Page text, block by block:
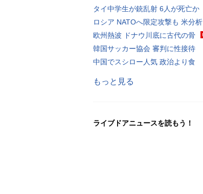
タイ中学生が銃乱射 6人が死亡か
ロシア NATOへ限定攻撃も 米分析
欧州熱波 ドナウ川底に古代の骨
韓国サッカー協会 審判に性接待
中国でスシロー人気 政治より食
もっと見る
ライブドアニュースを読もう！